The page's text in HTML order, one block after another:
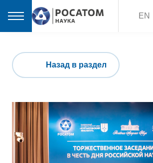
EN
Назад в раздел